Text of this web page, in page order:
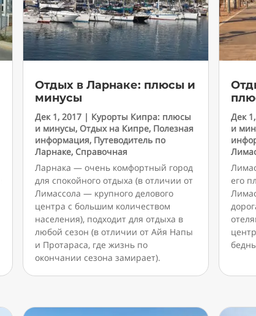
Отдых в Ларнаке: плюсы и
минусы
Дек 1, 2017 | Курорты Кипра: плюсы
и минусы, Отдых на Кипре, Полезная
информация, Путеводитель по
Ларнаке, Справочная
Ларнака — очень комфортный город
для спокойного отдыха (в отличии от
Лимассола — крупного делового
центра с большим количеством
населения), подходит для отдыха в
любой сезон (в отличии от Айя Напы
и Протараса, где жизнь по
окончании сезона замирает).
Дек
и
его